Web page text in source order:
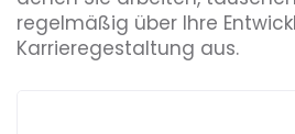
regelmäßig über Ihre
Karriere­gestaltung aus.